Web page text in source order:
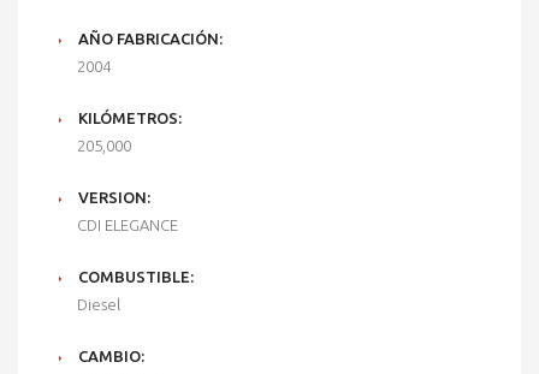
AÑO FABRICACIÓN:
2004
KILÓMETROS:
205,000
VERSION:
CDI ELEGANCE
COMBUSTIBLE:
Diesel
CAMBIO: